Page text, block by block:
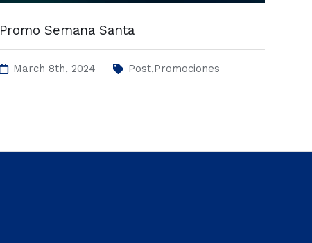
Promo Semana Santa
March 8th, 2024 Post,Promociones